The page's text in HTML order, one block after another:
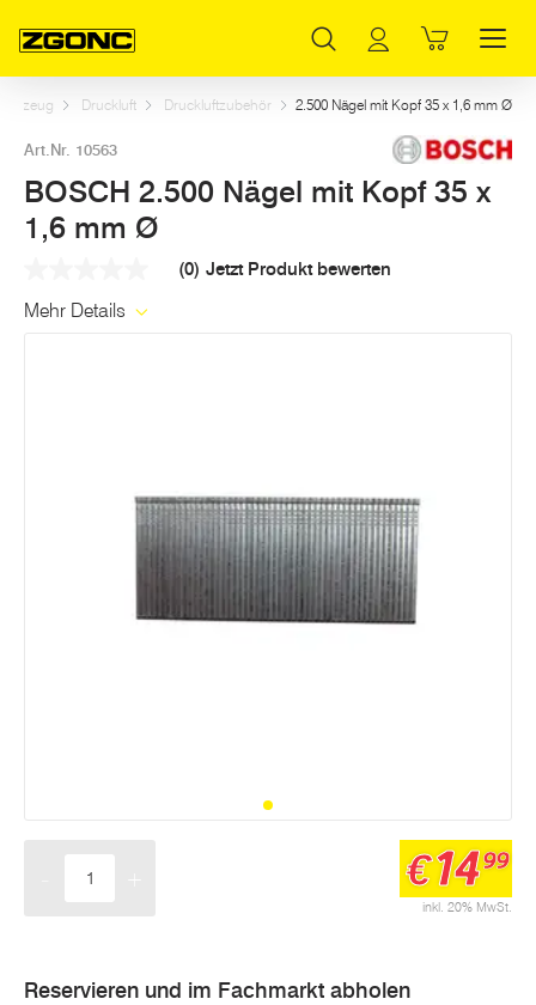
Druckluft Druckluftzubehör 2.500 Nägel mit Kopf 35 x 1,6 mm Ø
Art.Nr. 10563
BOSCH 2.500 Nägel mit Kopf 35 x
1,6 mm Ø
Link
(0) Jetzt Produkt bewerten
Mehr Details
inkl. 20% MwSt.
€1499
Reservieren und im Fachmarkt abholen